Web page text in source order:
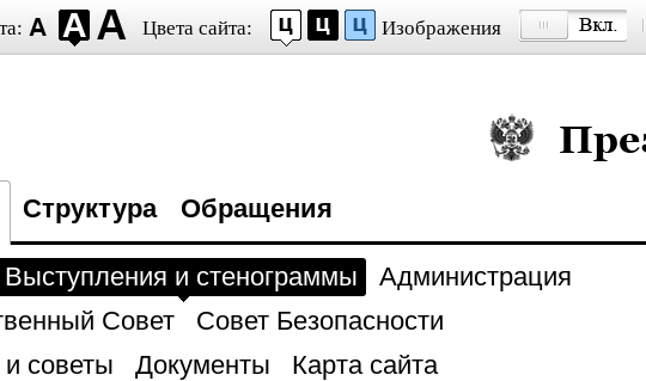
Цвета сайта: Изображения
Президент
Структура Обращения
Выступления и стенограммы
Администрация
Совет
Совет Безопасности
советы
Документы Карта сайта